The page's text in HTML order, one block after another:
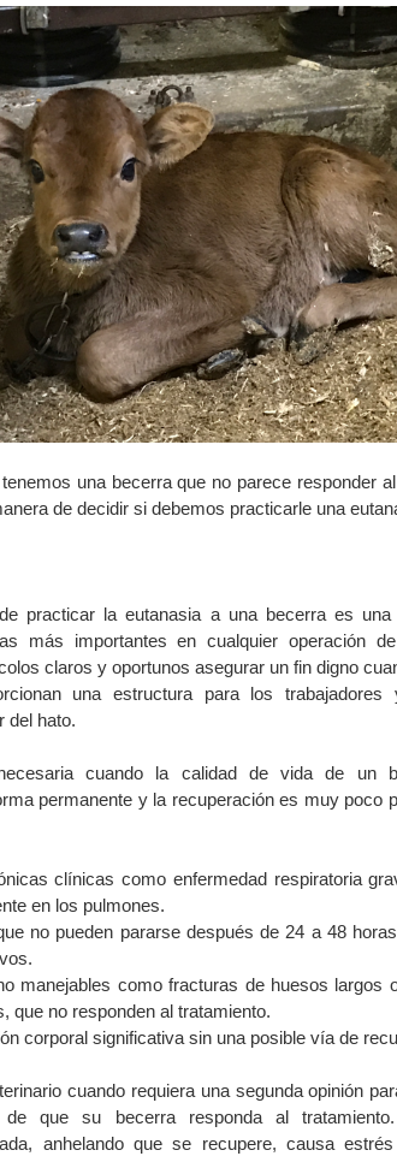
una becerra que no parece responder
de decidir si debemos practicarle una
practicar la eutanasia a una becerra es
más importantes en cualquier operación
claros y oportunos asegurar un fin digno
una estructura para los
del hato.
cuando la calidad de vida de un
permanente y la recuperación es muy poco
clínicas como enfermedad respiratoria
en los pulmones.
no pueden pararse después de 24 a 48
manejables como fracturas de huesos largos
que no responden al tratamiento.
corporal significativa sin una posible vía de
cuando requiera una segunda opinión
de que su becerra responda al
anhelando que se recupere, causa